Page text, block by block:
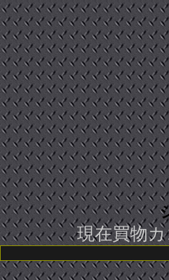
現在買物